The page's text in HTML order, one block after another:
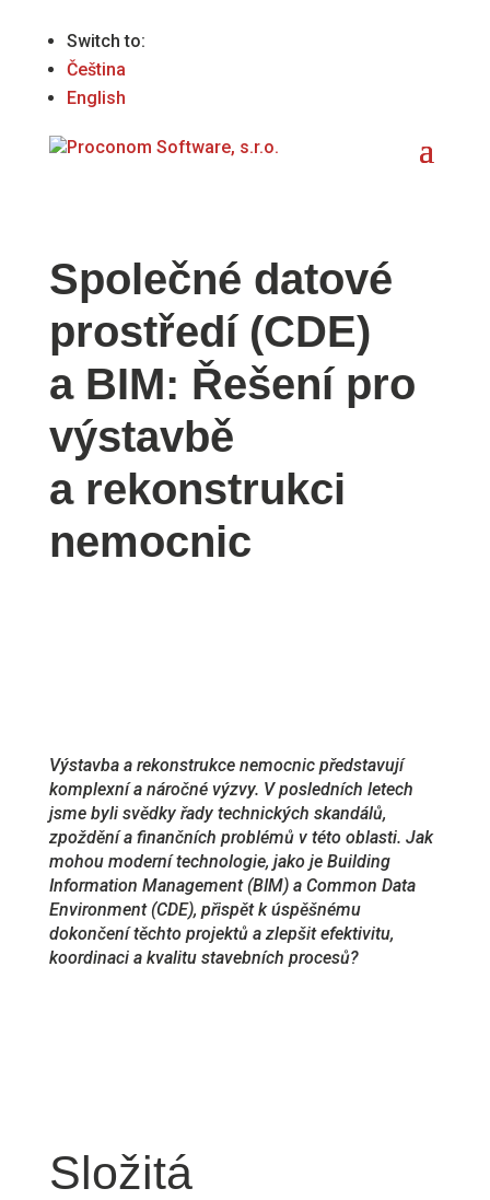
Switch to:
Čeština
English
Společné datové
prostředí (CDE)
a BIM: Řešení pro
výstavbě
a rekonstrukci
nemocnic
Výstavba a rekonstrukce nemocnic představují
komplexní a náročné výzvy. V posledních letech
jsme byli svědky řady technických skandálů,
zpoždění a finančních problémů v této oblasti. Jak
mohou moderní technologie, jako je Building
Information Management (BIM) a Common Data
Environment (CDE), přispět k úspěšnému
dokončení těchto projektů a zlepšit efektivitu,
koordinaci a kvalitu stavebních procesů?
Složitá